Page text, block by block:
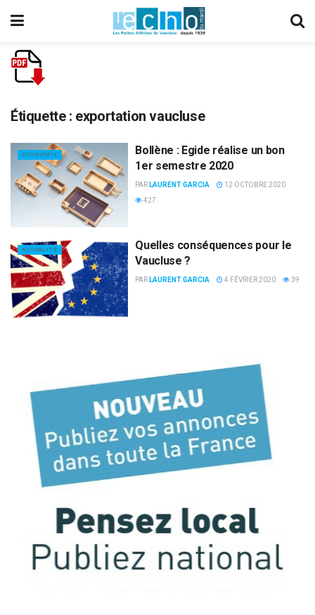
Étiquette : exportation vaucluse
ECONOMIE
Bollène : Egide réalise un bon
1er semestre 2020
PAR LAURENT GARCIA
12 OCTOBRE 2020
427
ACTUALITÉ
Quelles conséquences pour le
Vaucluse ?
PAR LAURENT GARCIA 4 FÉVRIER 2020 39